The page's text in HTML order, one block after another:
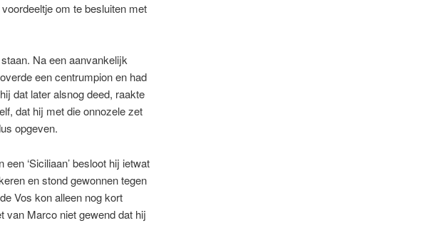
om te besluiten met
Na een aanvankelijk
een centrumpion en had
dat later alsnog deed, raakte
dat hij met die onnozele zet
opgeven.
‘Siciliaan’ besloot hij ietwat
en stond gewonnen tegen
Vos kon alleen nog kort
van Marco niet gewend dat hij